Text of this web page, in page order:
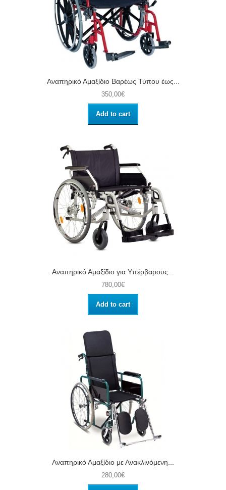
Αναπηρικό Αμαξίδιο Βαρέως Τύπου έως...
350,00€
Add to cart
Αναπηρικό Αμαξίδιο για Υπέρβαρους...
780,00€
Add to cart
Aναπηρικό Αμαξίδιο με Ανακλινόμενη...
280,00€